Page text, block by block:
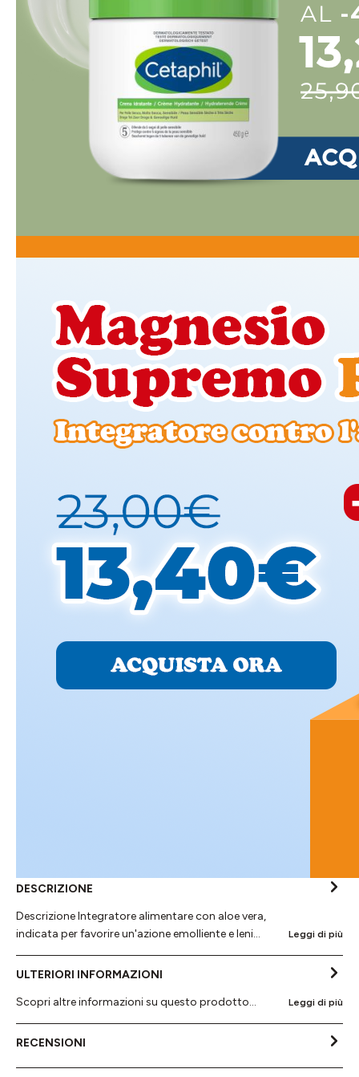
DESCRIZIONE
Descrizione Integratore alimentare con aloe vera,
indicata per favorire un'azione emolliente e leni…
Leggi di più
ULTERIORI INFORMAZIONI
Scopri altre informazioni su questo prodotto...
Leggi di più
RECENSIONI